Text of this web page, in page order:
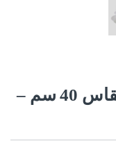
جهاز لحام أكياس تايواني مقاس 40 سم –